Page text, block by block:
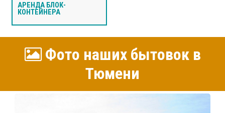
АРЕНДА БЛОК-
КОНТЕЙНЕРА
Фото наших бытовок в
Тюмени